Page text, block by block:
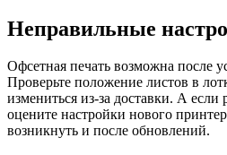
Неправильные
Офсетная печать возможна после
Проверьте положение листов в
измениться из-за доставки. А если
оцените настройки нового
возникнуть и после обновлений.